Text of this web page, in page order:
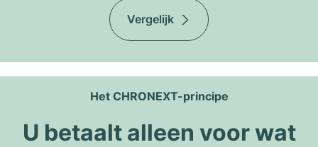
Vergelijk
Het CHRONEXT-principe
U betaalt alleen voor wat